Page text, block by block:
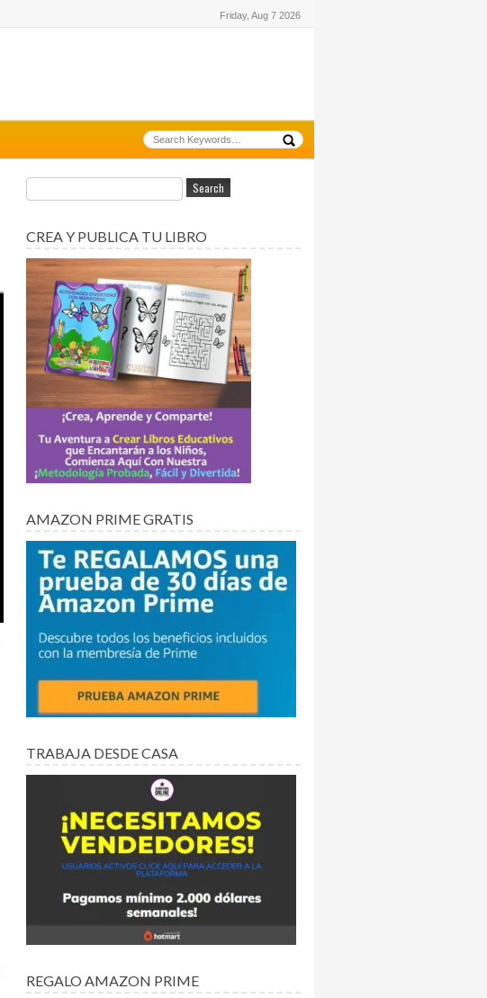
Friday, Aug 7 2026
CREA Y PUBLICA TU LIBRO
AMAZON PRIME GRATIS
TRABAJA DESDE CASA
REGALO AMAZON PRIME